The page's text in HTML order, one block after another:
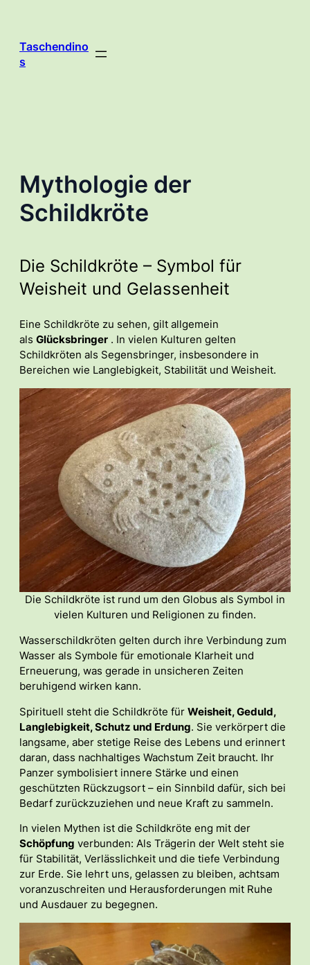
springen
Taschendino
s
Mythologie der
Schildkröte
Die Schildkröte – Symbol für
Weisheit und Gelassenheit
Eine Schildkröte zu sehen, gilt allgemein
als Glücksbringer . In vielen Kulturen gelten
Schildkröten als Segensbringer, insbesondere in
Bereichen wie Langlebigkeit, Stabilität und Weisheit.
Die Schildkröte ist rund um den Globus als Symbol in
vielen Kulturen und Religionen zu finden.
Wasserschildkröten gelten durch ihre Verbindung zum
Wasser als Symbole für emotionale Klarheit und
Erneuerung, was gerade in unsicheren Zeiten
beruhigend wirken kann.
Spirituell steht die Schildkröte für Weisheit, Geduld,
Langlebigkeit, Schutz und Erdung. Sie verkörpert die
langsame, aber stetige Reise des Lebens und erinnert
daran, dass nachhaltiges Wachstum Zeit braucht. Ihr
Panzer symbolisiert innere Stärke und einen
geschützten Rückzugsort – ein Sinnbild dafür, sich bei
Bedarf zurückzuziehen und neue Kraft zu sammeln.
In vielen Mythen ist die Schildkröte eng mit der
Schöpfung verbunden: Als Trägerin der Welt steht sie
für Stabilität, Verlässlichkeit und die tiefe Verbindung
zur Erde. Sie lehrt uns, gelassen zu bleiben, achtsam
voranzuschreiten und Herausforderungen mit Ruhe
und Ausdauer zu begegnen.